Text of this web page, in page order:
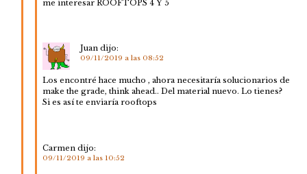
me interesar ROOFTOPS 4 Y 5
Juan dijo:
09/11/2019 a las 08:52
Los encontré hace mucho , ahora necesitaría solucionarios de
make the grade, think ahead.. Del material nuevo. Lo tienes?
Si es así te enviaría rooftops
Carmen dijo:
09/11/2019 a las 10:52